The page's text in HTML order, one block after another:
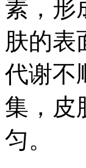
素，形
肤的表
代谢不
集，皮
匀。